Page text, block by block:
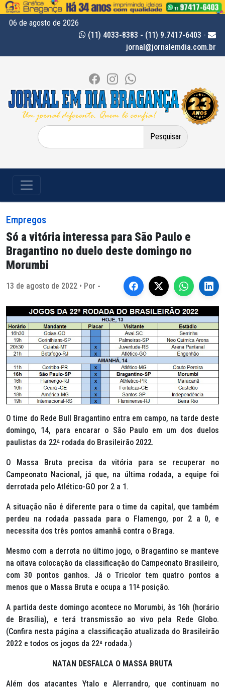
06 de agosto de 2026
(11) 4033-8383 - (11) 9.7417-6403 -
jornal@jornalemdia.com.br
Pesquisar
por:
Empregos
Só a vitória interessa para São Paulo e
Bragantino no duelo deste domingo no
Morumbi
13 de agosto de 2022 • Por -
O time do Rede Bull Bragantino entra em campo, na tarde deste
domingo, 14, para encarar o São Paulo em um dos duelos
paulistas da 22ª rodada do Brasileirão 2022.
O Massa Bruta precisa da vitória para se recuperar no
Campeonato Nacional, já que, na última rodada, a equipe foi
derrotada pelo Atlético-GO por 2 a 1.
A situação não é diferente para o time da capital, que também
perdeu na rodada passada para o Flamengo, por 2 a 0, e
necessita dos três pontos amanhã contra o Braga.
Mesmo com a derrota no último jogo, o Bragantino se manteve
na oitava colocação da classificação do Campeonato Brasileiro,
com 30 pontos ganhos. Já o Tricolor tem quatro pontos a
menos que o Massa Bruta e ocupa a 11ª posição.
A partida deste domingo acontece no Morumbi, às 16h (horário
de Brasília), e terá transmissão ao vivo pela Rede Globo.
(Confira nesta página a classificação atualizada do Brasileirão
2022 e todos os jogos da 22ª rodada.)
NATAN DESFALCA O MASSA BRUTA
Além dos atacantes Ytalo e Alerrandro, que continuam no